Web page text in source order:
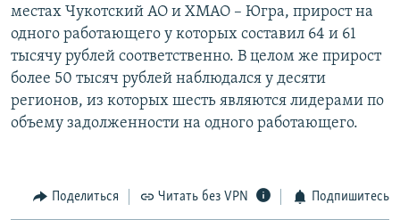
местах Чукотский АО и ХМАО – Югра, прирост на
одного работающего у которых составил 64 и 61
тысячу рублей соответственно. В целом же прирост
более 50 тысяч рублей наблюдался у десяти
регионов, из которых шесть являются лидерами по
объему задолженности на одного работающего.
Поделиться Читать без VPN Подпишитесь